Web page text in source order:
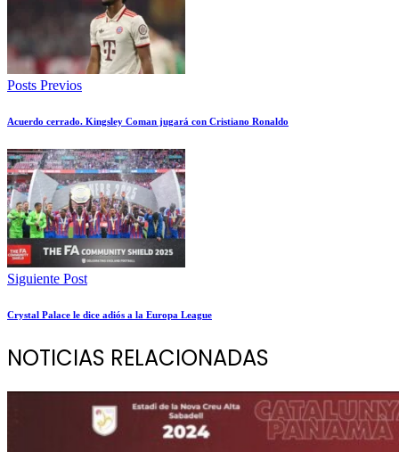
Posts Previos
Acuerdo cerrado. Kingsley Coman jugará con Cristiano Ronaldo
Siguiente Post
Crystal Palace le dice adiós a la Europa League
NOTICIAS RELACIONADAS